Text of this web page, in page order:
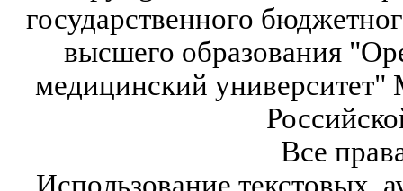
государственного
высшего образования
медицинский университет"
Все